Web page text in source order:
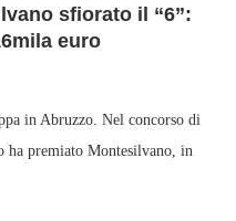
sfiorato il “6”:
euro
in Abruzzo. Nel concorso di
ha premiato Montesilvano, in